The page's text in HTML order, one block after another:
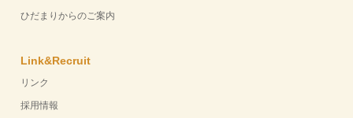
ひだまりからのご案内
Link&Recruit
リンク
採用情報